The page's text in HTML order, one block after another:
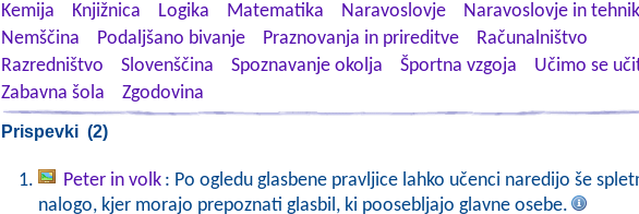
Kemija
Knjižnica Logika Matematika Naravoslovje
Naravoslovje in
Nemščina
Podaljšano bivanje Praznovanja in prireditve
Računalništvo
Razredništvo
Slovenščina Spoznavanje okolja Športna vzgoja
Učimo se
Zabavna šola
Zgodovina
Prispevki (2)
Peter in volk : Po ogledu glasbene pravljice lahko učenci naredijo še
nalogo, kjer morajo prepoznati glasbil, ki poosebljajo glavne osebe.